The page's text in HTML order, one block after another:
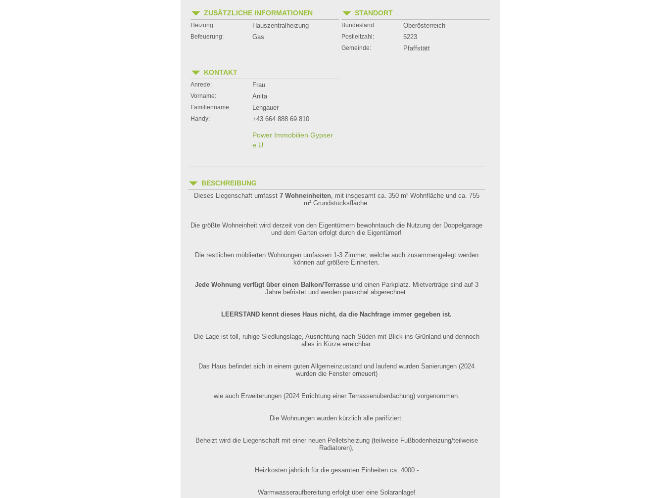
ZUSÄTZLICHE INFORMATIONEN
Heizung: Hauszentralheizung
Befeuerung: Gas
STANDORT
Bundesland: Oberösterreich
Postleitzahl: 5223
Gemeinde: Pfaffstätt
KONTAKT
Anrede: Frau
Vorname: Anita
Familienname: Lengauer
Handy: +43 664 888 69 810
Power Immobilien Gypser
e.U.
BESCHREIBUNG
Dieses Liegenschaft umfasst 7 Wohneinheiten, mit insgesamt ca. 350 m² Wohnfläche und ca. 755
m² Grundstücksfläche.
Die größte Wohneinheit wird derzeit von den Eigentümern bewohntauch die Nutzung der Doppelgarage
und dem Garten erfolgt durch die Eigentümer!
Die restlichen möblierten Wohnungen umfassen 1-3 Zimmer, welche auch zusammengelegt werden
können auf größere Einheiten.
Jede Wohnung verfügt über einen Balkon/Terrasseund einen Parkplatz. Mietverträge sind auf 3
Jahre befristet und werden pauschal abgerechnet.
LEERSTAND kennt dieses Haus nicht, da die Nachfrage immer gegeben ist.
Die Lage ist toll, ruhige Siedlungslage, Ausrichtung nach Süden mit Blick ins Grünland und dennoch
alles in Kürze erreichbar.
Das Haus befindet sich in einem guten Allgemeinzustand und laufend wurden Sanierungen (2024
wurden die Fenster erneuert)
wie auch Erweiterungen (2024 Errichtung einer Terrassenüberdachung) vorgenommen.
Die Wohnungen wurden kürzlich alle parifiziert.
Beheizt wird die Liegenschaft mit einer neuen Pelletsheizung (teilweise Fußbodenheizung/teilweise
Radiatoren),
Heizkosten jährlich für die gesamten Einheiten ca. 4000.-
Warmwasseraufbereitung erfolgt über eine Solaranlage!